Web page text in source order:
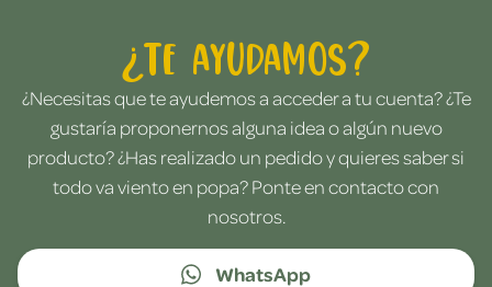
¿Te ayudamos?
¿Necesitas que te ayudemos a acceder a tu cuenta? ¿Te
gustaría proponernos alguna idea o algún nuevo
producto? ¿Has realizado un pedido y quieres saber si
todo va viento en popa? Ponte en contacto con
nosotros.
WhatsApp